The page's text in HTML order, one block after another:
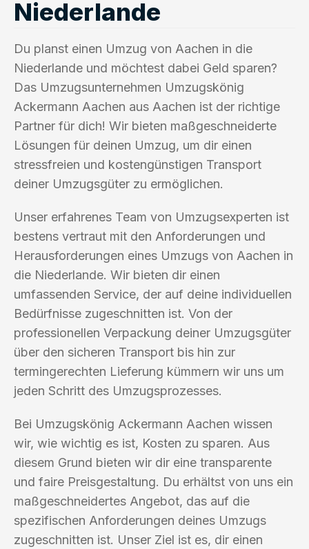
Niederlande
Du planst einen Umzug von Aachen in die
Niederlande und möchtest dabei Geld sparen?
Das Umzugsunternehmen Umzugskönig
Ackermann Aachen aus Aachen ist der richtige
Partner für dich! Wir bieten maßgeschneiderte
Lösungen für deinen Umzug, um dir einen
stressfreien und kostengünstigen Transport
deiner Umzugsgüter zu ermöglichen.
Unser erfahrenes Team von Umzugsexperten ist
bestens vertraut mit den Anforderungen und
Herausforderungen eines Umzugs von Aachen in
die Niederlande. Wir bieten dir einen
umfassenden Service, der auf deine individuellen
Bedürfnisse zugeschnitten ist. Von der
professionellen Verpackung deiner Umzugsgüter
über den sicheren Transport bis hin zur
termingerechten Lieferung kümmern wir uns um
jeden Schritt des Umzugsprozesses.
Bei Umzugskönig Ackermann Aachen wissen
wir, wie wichtig es ist, Kosten zu sparen. Aus
diesem Grund bieten wir dir eine transparente
und faire Preisgestaltung. Du erhältst von uns ein
maßgeschneidertes Angebot, das auf die
spezifischen Anforderungen deines Umzugs
zugeschnitten ist. Unser Ziel ist es, dir einen